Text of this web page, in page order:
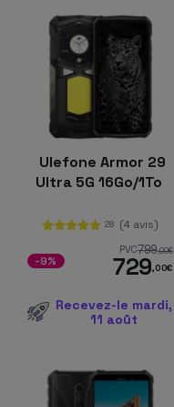
Ulefone Armor 29
Ultra 5G 16Go/1To
28 (4 avis)
PVC799,00€
729,00€
-9%
Recevez-le mardi,
11 août